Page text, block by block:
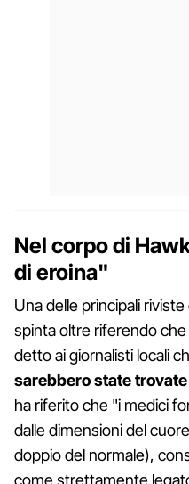
Nel corpo di
di eroina"
Una delle principali
spinta oltre riferendo
detto ai giornalisti locali
sarebbero state
ha riferito che "i medici
dalle dimensioni del
doppio del normale),
come strettamente